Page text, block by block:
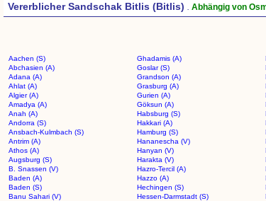
Vererblicher Sandschak Bitlis (Bitlis) . Abhängig von
Aachen (S) Ghadamis (A)
Abchasien (A)
Goslar (S)
Adana (A)
Grandson (A)
Ahlat (A)
Grasburg (A)
Algier (A)
Gurien (A)
Amadya (A)
Göksun (A)
Anah (A)
Habsburg (S)
Andorra (S)
Hakkari (A)
Ansbach-Kulmbach (S)
Hamburg (S)
Antrim (A)
Hananescha (V)
Athos (A)
Hanyan (V)
Augsburg (S)
Harakta (V)
B. Snassen (V)
Hazro-Tercil (A)
Baden (A)
Hazzo (A)
Baden (S)
Hechingen (S)
Banu Sahari (V)
Hessen-Darmstadt (S)